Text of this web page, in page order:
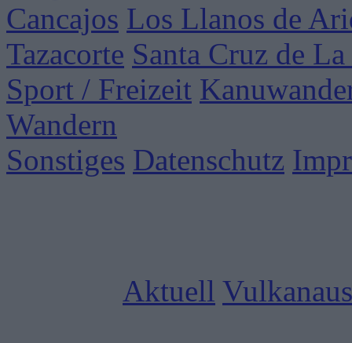
Cancajos Los Llanos de
Tazacorte Santa Cruz de
Sport / Freizeit
Wandern
Sonstiges Datenschutz
Aktuell